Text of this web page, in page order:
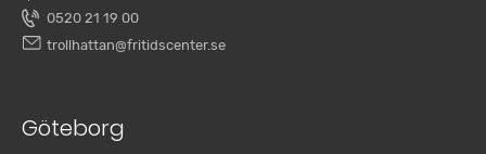
0520 21 19 00
trollhattan@fritidscenter.se
Göteborg